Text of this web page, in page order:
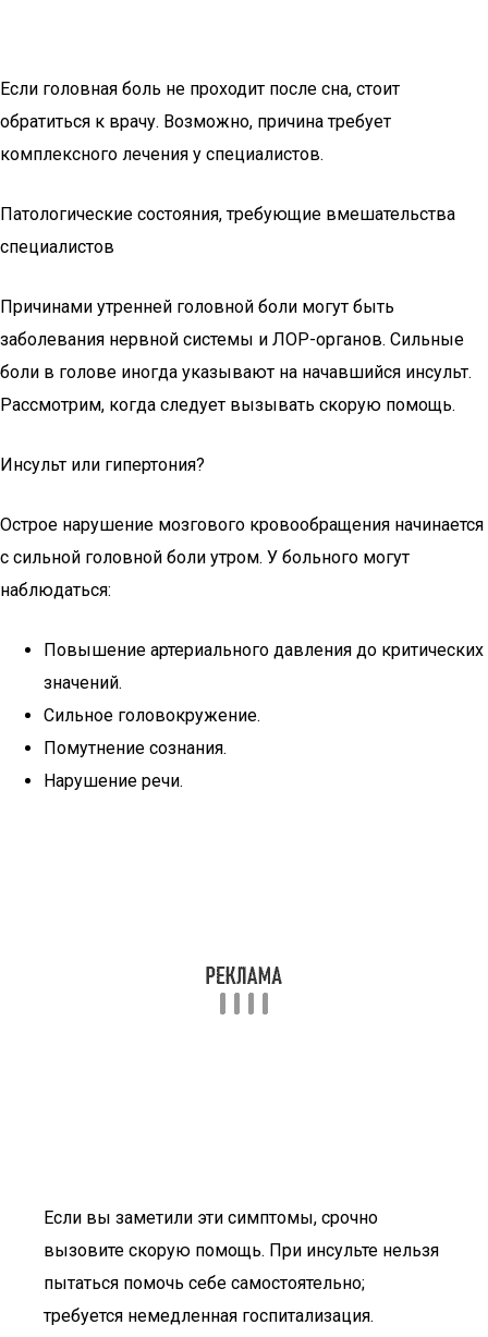
Если головная боль не проходит после сна, стоит
обратиться к врачу. Возможно, причина требует
комплексного лечения у специалистов.
Патологические состояния, требующие вмешательства
специалистов
Причинами утренней головной боли могут быть
заболевания нервной системы и ЛОР-органов. Сильные
боли в голове иногда указывают на начавшийся инсульт.
Рассмотрим, когда следует вызывать скорую помощь.
Инсульт или гипертония?
Острое нарушение мозгового кровообращения начинается
с сильной головной боли утром. У больного могут
наблюдаться:
Повышение артериального давления до критических
значений.
Сильное головокружение.
Помутнение сознания.
Нарушение речи.
Если вы заметили эти симптомы, срочно
вызовите скорую помощь. При инсульте нельзя
пытаться помочь себе самостоятельно;
требуется немедленная госпитализация.